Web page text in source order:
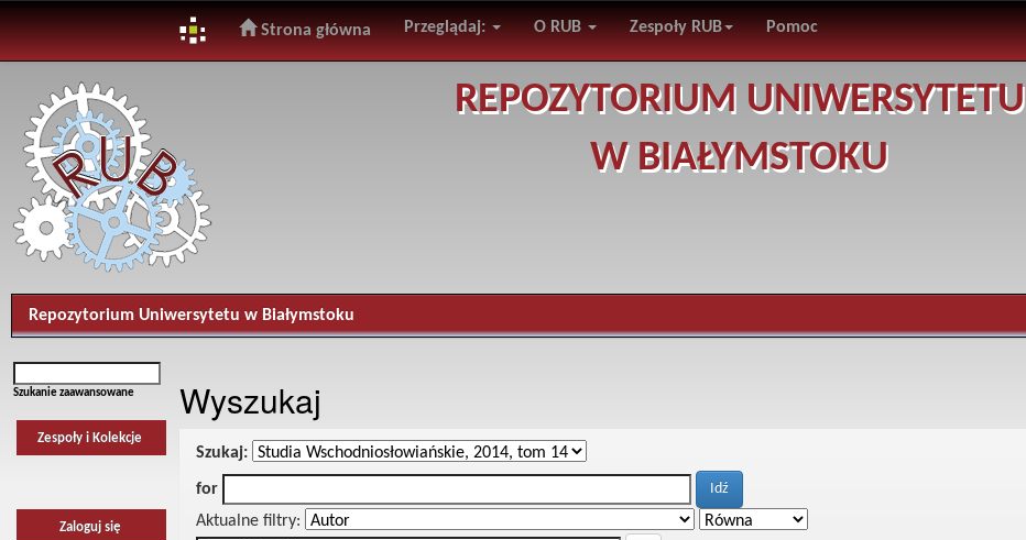
navigation
Strona główna Przeglądaj: O RUB Zespoły RUB Pomoc
REPOZYTORIUM UNIWERSYTETU
W BIAŁYMSTOKU
Repozytorium Uniwersytetu w Białymstoku
Szukanie zaawansowane
Zespoły i Kolekcje
Zaloguj się
Wyszukaj
Szukaj:
for
Aktualne filtry: